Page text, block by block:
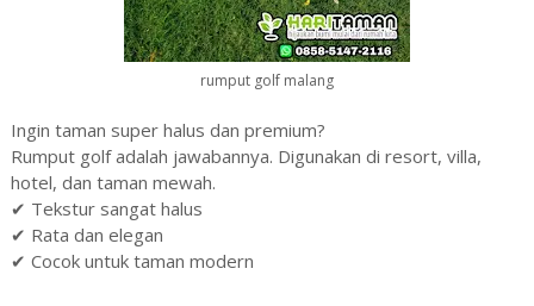
rumput golf malang
Ingin taman super halus dan premium?
Rumput golf adalah jawabannya. Digunakan di resort, villa,
hotel, dan taman mewah.
✔ Tekstur sangat halus
✔ Rata dan elegan
✔ Cocok untuk taman modern